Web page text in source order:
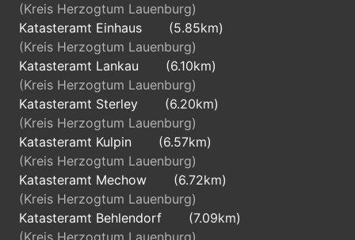
(Kreis Herzogtum Lauenburg)
Katasteramt Einhaus
(5.85km)
(Kreis Herzogtum Lauenburg)
Katasteramt Lankau
(6.10km)
(Kreis Herzogtum Lauenburg)
Katasteramt Sterley
(6.20km)
(Kreis Herzogtum Lauenburg)
Katasteramt Kulpin
(6.57km)
(Kreis Herzogtum Lauenburg)
Katasteramt Mechow
(6.72km)
(Kreis Herzogtum Lauenburg)
Katasteramt Behlendorf
(7.09km)
(Kreis Herzogtum Lauenburg)